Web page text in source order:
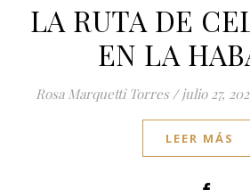
LA RUTA DE
EN LA
Rosa Marquetti Torres / julio 27,
LEER MÁS